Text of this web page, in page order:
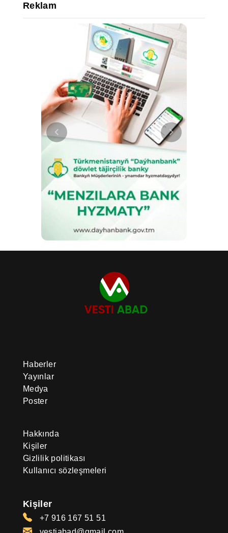
Reklam
Haberler
Yayınlar
Medya
Poster
Hakkında
Kişiler
Gizlilik politikası
Kullanıcı sözleşmeleri
Kişiler
+7 916 167 51 51